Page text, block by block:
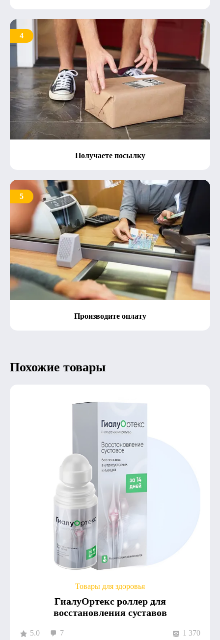
4
Получаете посылку
5
Производите оплату
Похожие товары
Товары для здоровья
ГиалуОртекс роллер для
восстановления суставов
5.0 7 1 370